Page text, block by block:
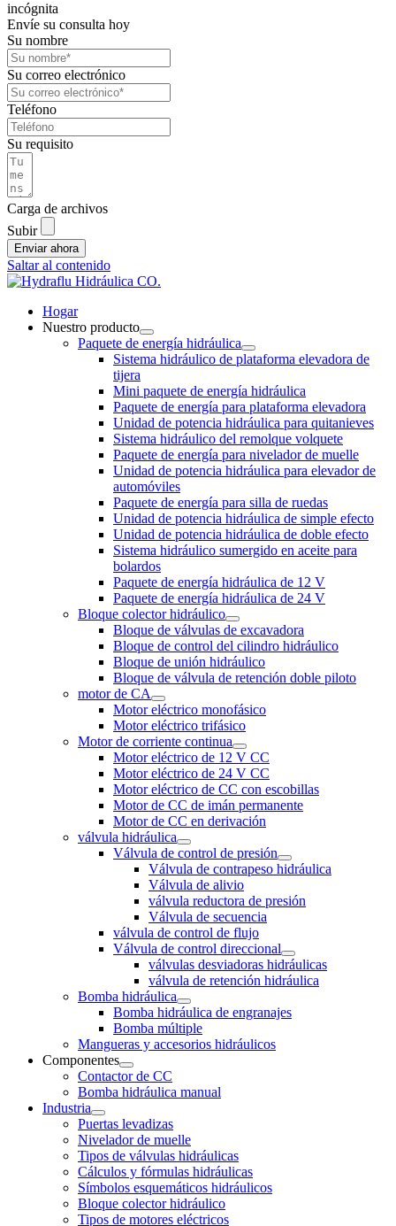
incógnita
Envíe su consulta hoy
Su nombre
Su correo electrónico
Teléfono
Su requisito
Carga de archivos
Subir
Enviar ahora
Saltar al contenido
Hogar
Nuestro producto
Paquete de energía hidráulica
Sistema hidráulico de plataforma elevadora de
tijera
Mini paquete de energía hidráulica
Paquete de energía para plataforma elevadora
Unidad de potencia hidráulica para quitanieves
Sistema hidráulico del remolque volquete
Paquete de energía para nivelador de muelle
Unidad de potencia hidráulica para elevador de
automóviles
Paquete de energía para silla de ruedas
Unidad de potencia hidráulica de simple efecto
Unidad de potencia hidráulica de doble efecto
Sistema hidráulico sumergido en aceite para
bolardos
Paquete de energía hidráulica de 12 V
Paquete de energía hidráulica de 24 V
Bloque colector hidráulico
Bloque de válvulas de excavadora
Bloque de control del cilindro hidráulico
Bloque de unión hidráulico
Bloque de válvula de retención doble piloto
motor de CA
Motor eléctrico monofásico
Motor eléctrico trifásico
Motor de corriente continua
Motor eléctrico de 12 V CC
Motor eléctrico de 24 V CC
Motor eléctrico de CC con escobillas
Motor de CC de imán permanente
Motor de CC en derivación
válvula hidráulica
Válvula de control de presión
Válvula de contrapeso hidráulica
Válvula de alivio
válvula reductora de presión
Válvula de secuencia
válvula de control de flujo
Válvula de control direccional
válvulas desviadoras hidráulicas
válvula de retención hidráulica
Bomba hidráulica
Bomba hidráulica de engranajes
Bomba múltiple
Mangueras y accesorios hidráulicos
Componentes
Contactor de CC
Bomba hidráulica manual
Industria
Puertas levadizas
Nivelador de muelle
Tipos de válvulas hidráulicas
Cálculos y fórmulas hidráulicas
Símbolos esquemáticos hidráulicos
Bloque colector hidráulico
Tipos de motores eléctricos